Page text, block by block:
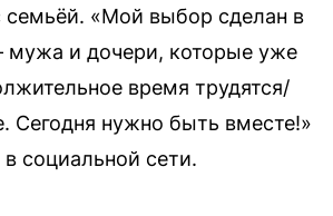
«Мой выбор сделан в
мужа и дочери, которые уже
время трудятся/
Сегодня нужно быть вместе!»
социальной сети.